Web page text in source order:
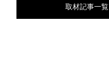
取材記事一覧